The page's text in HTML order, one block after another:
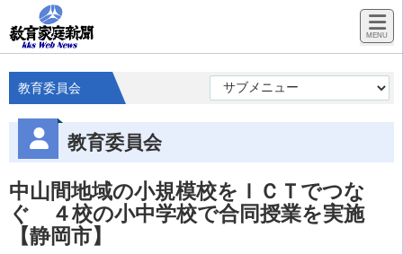
教育委員会
教育委員会
中山間地域の小規模校をＩＣＴでつな
ぐ ４校の小中学校で合同授業を実施
【静岡市】